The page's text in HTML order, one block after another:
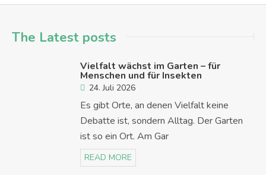
The Latest posts
Vielfalt wächst im Garten – für
Menschen und für Insekten
24. Juli 2026
Es gibt Orte, an denen Vielfalt keine
Debatte ist, sondern Alltag. Der Garten
ist so ein Ort. Am Gar
READ MORE